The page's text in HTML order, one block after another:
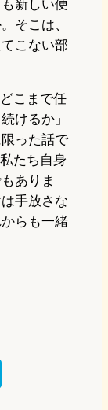
新しい便
そこは、
こない部
こまで任
けるか」
った話で
たち自身
ありま
手放さな
らも一緒